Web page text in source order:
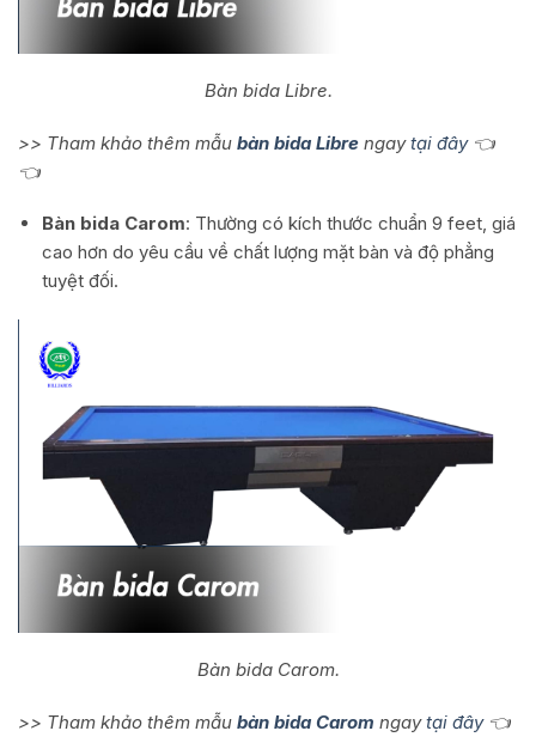
Bàn bida Libre.
>> Tham khảo thêm mẫu bàn bida Libre ngaytại đây👈
👈
Bàn bida Carom: Thường có kích thước chuẩn 9 feet, giá
cao hơn do yêu cầu về chất lượng mặt bàn và độ phẳng
tuyệt đối.
Bàn bida Carom.
>> Tham khảo thêm mẫu bàn bida Carom ngaytại đây👈